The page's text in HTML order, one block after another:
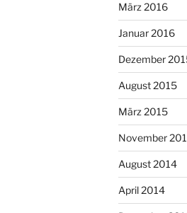
März 2016
Januar 2016
Dezember
August 2015
März 2015
November
August 2014
April 2014